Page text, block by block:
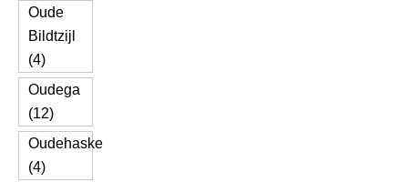
Oude
Bildtzijl
(4)
Oudega
(12)
Oudehaske
(4)